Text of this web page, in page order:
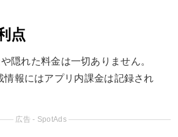
点
隠れた料金は一切ありません。
報にはアプリ内課金は記録され
広告 - SpotAds